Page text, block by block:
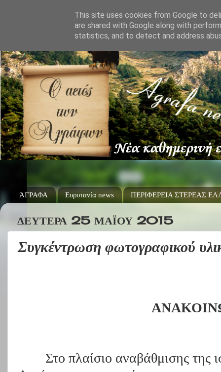
ΆΓΡΑΦΑ Ευρυτανία news ΠΕΡΙΦΕΡΕΙΑ ΣΤΕΡΕΑΣ
ΔΕΥΤΈΡΑ 25 ΜΑΪ́ΟΥ 2015
Συγκέντρωση φωτογραφικού
Στο πλαίσιο αναβάθμισης της
This site uses cookies from Google to
are shared with Google along with
statistics, and to detect and address